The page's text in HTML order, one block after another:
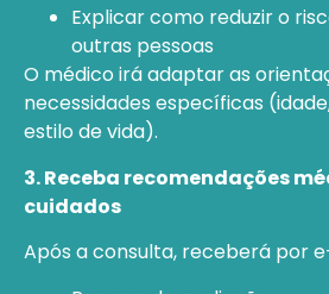
Explicar como reduzir o
outras pessoas
O médico irá adaptar as
necessidades específicas
estilo de vida).
3. Receba recomendações
cuidados
Após a consulta, receberá por